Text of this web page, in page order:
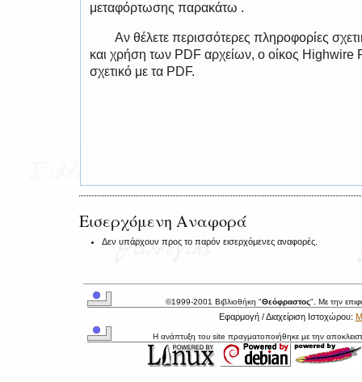
μεταφόρτωσης παρακάτω .
Αν θέλετε περισσότερες πληροφορίες
και χρήση των PDF αρχείων, ο οίκος Highwire
σχετικό με τα PDF.
Εισερχόμενη Αναφορά
Δεν υπάρχουν προς το παρόν εισερχόμενες αναφορές.
©1999-2001 Βιβλιοθήκη "Θεόφραστος", Με την
Εφαρμογή / Διαχείριση Ιστοχώρου:
Η ανάπτυξη του site πραγματοποιήθηκε με την